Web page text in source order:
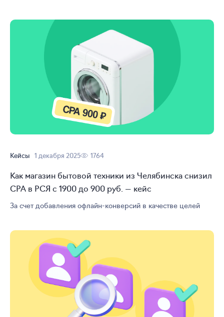
Кейсы 1 декабря 2025 1764
Как магазин бытовой техники из Челябинска снизил
CPA в РСЯ с 1900 до 900 руб. — кейс
За счет добавления офлайн-конверсий в качестве целей